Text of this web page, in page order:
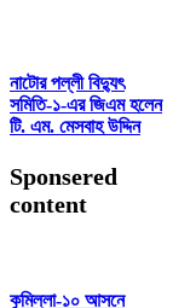
নাটোর পল্লী বিদ্যুৎ
সমিতি-১-এর জিএম হলেন
টি. এম. মেসবাহ উদ্দিন
Sponsered
content
কুমিল্লা-১০ আসনে